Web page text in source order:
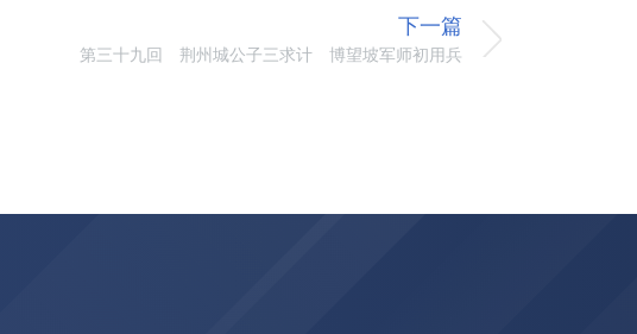
下一篇
第三十九回 荆州城公子三求计 博望坡军师初用兵